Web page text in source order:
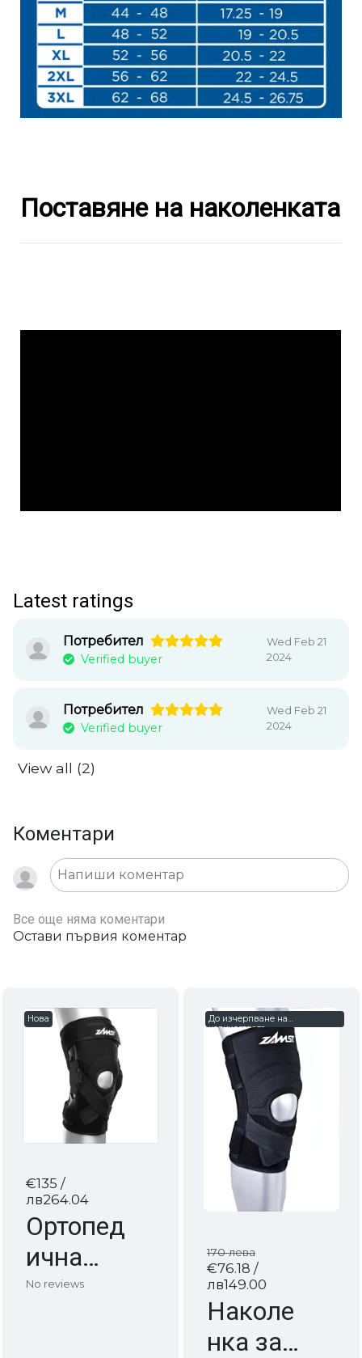
Поставяне на наколенката
Latest ratings
Потребител
Verified buyer
Wed Feb 21
2024
Потребител
Verified buyer
Wed Feb 21
2024
View all (2)
Коментари
Все още няма коментари
Остави първия коментар
Нова
Ортопед
ична
наколен
No reviews
€135 /
лв264.04
До изчерпване на
количествата
Наколе
нка за
170 лева
€76.18 /
лв149.00